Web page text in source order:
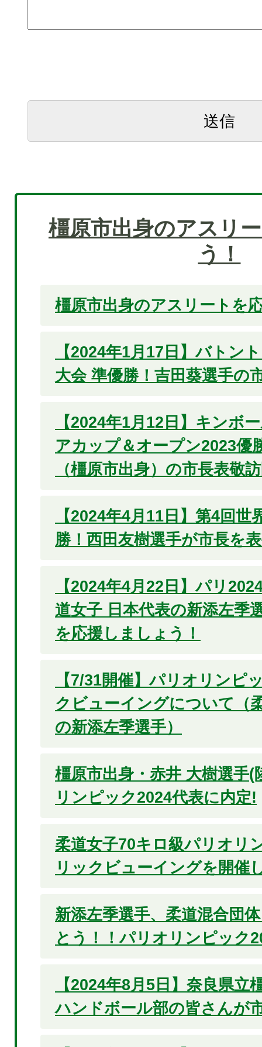
橿原市出身のアスリ
う！
橿原市出身のアスリートを
【2024年1月17日】バトン
大会 準優勝！吉田葵選手の
【2024年1月12日】キンボ
アカップ＆オープン2023優
（橿原市出身）の市長表敬
【2024年4月11日】第4回世
勝！西田友樹選手が市長を
【2024年4月22日】パリ
道女子 日本代表の新添左季
を応援しましょう！
【7/31開催】パリオリンピ
クビューイングについて（
の新添左季選手）
橿原市出身・赤井 大樹選手
リンピック2024代表に内定!
柔道女子70キロ級パリオリ
リックビューイングを開催
新添左季選手、柔道混合団
とう！！パリオリンピック
【2024年8月5日】奈良県立
ハンドボール部の皆さんが